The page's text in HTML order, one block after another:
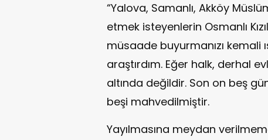
“Yalova, Samanlı, Akköy
etmek isteyenlerin Osmanlı
müsaade buyurmanızı
araştırdım. Eğer halk, derhal
altında değildir. Son on beş
beşi mahvedilmiştir.
Yayılmasına meydan